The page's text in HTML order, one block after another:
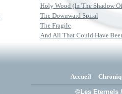
Holy Wood (In The Shadow
The Downward Spiral
The Fragile
And All That Could Have
Accueil
©Les Eternels